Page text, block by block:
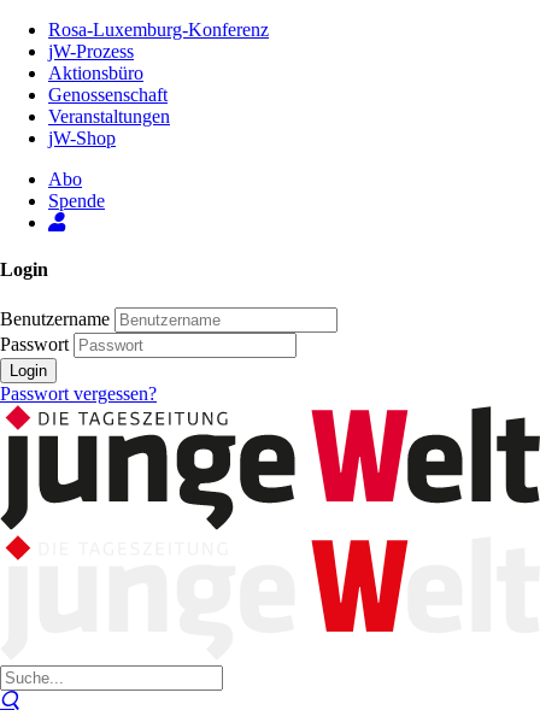
Inhalt
Seite
Rosa-Luxemburg-Konferenz
jW-Prozess
Aktionsbüro
Genossenschaft
Veranstaltungen
jW-Shop
Abo
Spende
Login
Benutzername
Passwort
Login
Passwort vergessen?